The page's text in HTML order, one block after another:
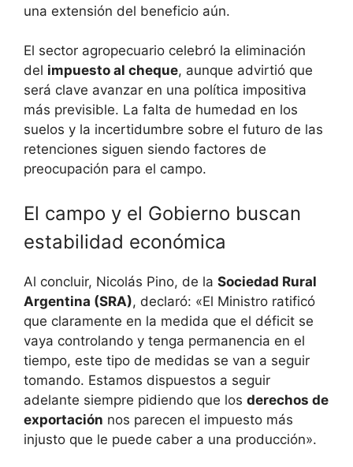
una extensión del beneficio aún.
El sector agropecuario celebró la eliminación
del impuesto al cheque, aunque advirtió que
será clave avanzar en una política impositiva
más previsible. La falta de humedad en los
suelos y la incertidumbre sobre el futuro de las
retenciones siguen siendo factores de
preocupación para el campo.
El campo y el Gobierno buscan
estabilidad económica
Al concluir, Nicolás Pino, de la Sociedad Rural
Argentina (SRA), declaró: «El Ministro ratificó
que claramente en la medida que el déficit se
vaya controlando y tenga permanencia en el
tiempo, este tipo de medidas se van a seguir
tomando. Estamos dispuestos a seguir
adelante siempre pidiendo que los derechos de
exportación nos parecen el impuesto más
injusto que le puede caber a una producción».